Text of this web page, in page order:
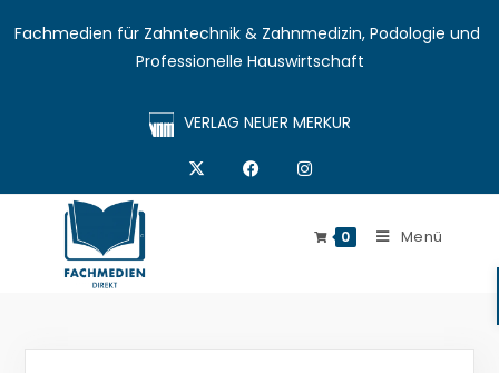
Fachmedien für Zahntechnik & Zahnmedizin, Podologie und
Professionelle Hauswirtschaft
VERLAG NEUER MERKUR
0 Menü